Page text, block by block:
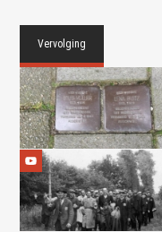
Vervolging